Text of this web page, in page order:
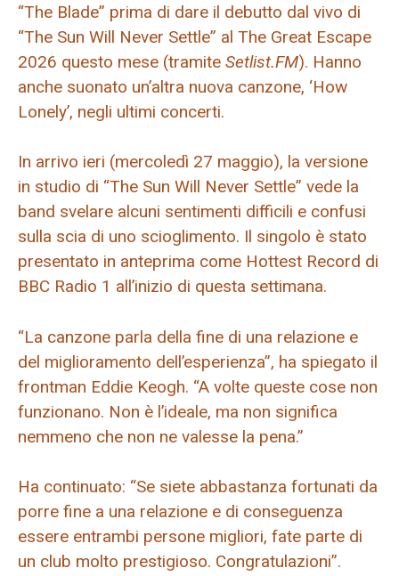
“The Blade” prima di dare il debutto dal vivo di
“The Sun Will Never Settle” al The Great Escape
2026 questo mese (tramite Setlist.FM). Hanno
anche suonato un’altra nuova canzone, ‘How
Lonely’, negli ultimi concerti.
In arrivo ieri (mercoledì 27 maggio), la versione
in studio di “The Sun Will Never Settle” vede la
band svelare alcuni sentimenti difficili e confusi
sulla scia di uno scioglimento. Il singolo è stato
presentato in anteprima come Hottest Record di
BBC Radio 1 all’inizio di questa settimana.
“La canzone parla della fine di una relazione e
del miglioramento dell’esperienza”, ha spiegato il
frontman Eddie Keogh. “A volte queste cose non
funzionano. Non è l’ideale, ma non significa
nemmeno che non ne valesse la pena.”
Ha continuato: “Se siete abbastanza fortunati da
porre fine a una relazione e di conseguenza
essere entrambi persone migliori, fate parte di
un club molto prestigioso. Congratulazioni”.